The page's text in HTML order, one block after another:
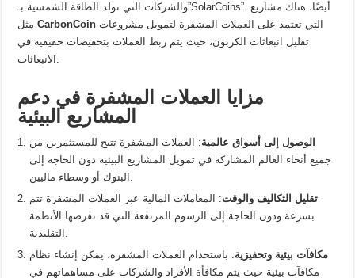
والشركات التي تولد الطاقة الشمسية بـ”SolarCoins”. أيضًا، هناك مشاريع
مثلCarbonCoin التي تعتمد على العملات المشفرة لتمويل مشروعات
تقليل انبعاثات الكربون، حيث يتم ربط العملات بتخفيضات حقيقية في
الانبعاثات.
مزايا العملات المشفرة في دعم
المشاريع البيئية
الوصول إلى أسواق عالمية: العملات المشفرة تتيح للمستثمرين من
جميع أنحاء العالم المشاركة في تمويل المشاريع البيئية دون الحاجة إلى
البنوك أو وسطاء ماليين.
تقليل التكاليف والوقت: المعاملات المالية عبر العملات المشفرة تتم
بسرعة ودون الحاجة إلى الرسوم المرتفعة التي قد تفرضها الأنظمة
التقليدية.
مكافآت بيئية وتحفيزية: باستخدام العملات المشفرة، يمكن إنشاء نظام
مكافآت بيئية حيث يتم مكافأة الأفراد والشركات على مساهماتهم في